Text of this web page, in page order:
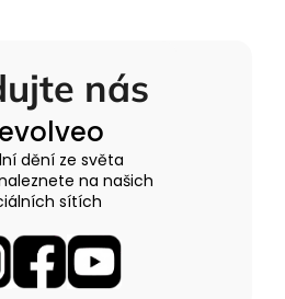
nás
dění ze světa
naleznete na našich
sítích